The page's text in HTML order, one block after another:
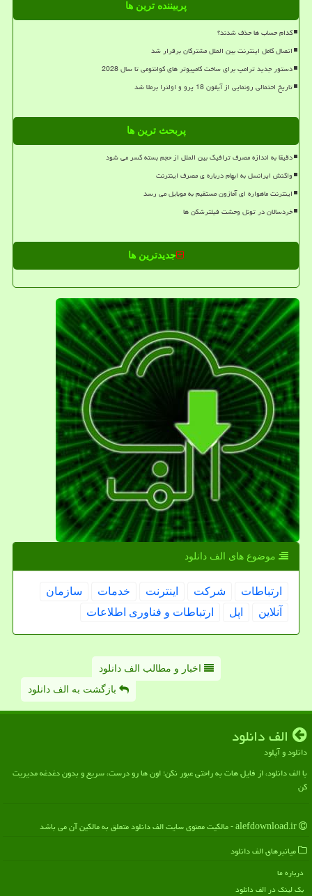
پربیننده ترین ها
کدام حساب ها حذف شدند؟
اتصال کامل اینترنت بین الملل مشترکان برقرار شد
دستور جدید ترامپ برای ساخت کامپیوتر های کوانتومی تا سال 2028
تاریخ احتمالی رونمایی از آیفون 18 پرو و اولترا برملا شد
پربحث ترین ها
دقیقا به اندازه مصرف ترافیک بین الملل از حجم بسته کسر می شود
واکنش ایرانسل به ابهام درباره ی مصرف اینترنت
اینترنت ماهواره ای آمازون مستقیم به موبایل می رسد
خردسالان در تونل وحشت فیلترشکن ها
جدیدترین ها
موضوع های الف دانلود
ارتباطات شركت اینترنت خدمات
سازمان
آنلاین
اپل ارتباطات و فناوری اطلاعات
اخبار و مطالب الف دانلود
بازگشت به الف دانلود
الف دانلود
دانلود و آپلود
با الف دانلود، از فایل هات به راحتی عبور نکن؛ اون ها رو درست، سریع و بدون دغدغه مدیریت
کن
میانبرهای الف دانلود
درباره ما
بک لینک در الف دانلود